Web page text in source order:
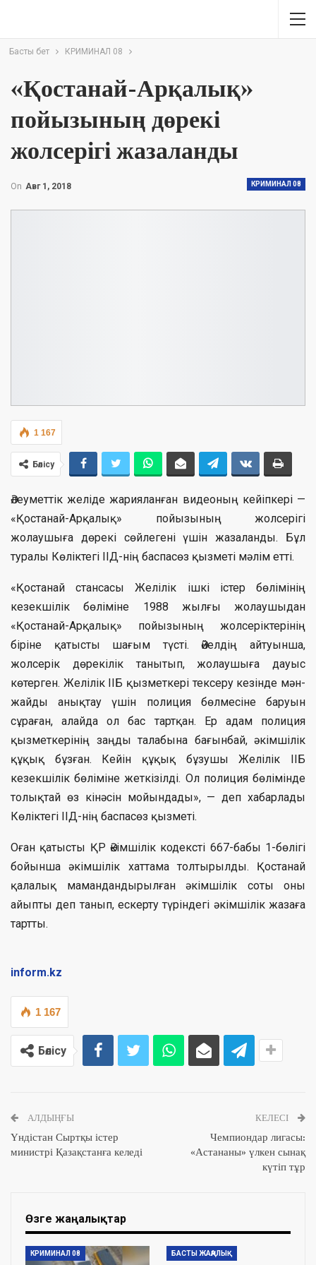
Басты бет КРИМИНАЛ 08
«Қостанай-Арқалық»
пойызының дөрекі
жолсерігі жазаланды
КРИМИНАЛ 08
On Авг 1, 2018
1 167
Бөлісу
Әлеуметтік желіде жарияланған видеоның кейіпкері —
«Қостанай-Арқалық» пойызының жолсерігі
жолаушыға дөрекі сөйлегені үшін жазаланды. Бұл
туралы Көліктегі ІІД-нің баспасөз қызметі мәлім етті.
«Қостанай стансасы Желілік ішкі істер бөлімінің
кезекшілік бөліміне 1988 жылғы жолаушыдан
«Қостанай-Арқалық» пойызының жолсеріктерінің
біріне қатысты шағым түсті. Әйелдің айтуынша,
жолсерік дөрекілік танытып, жолаушыға дауыс
көтерген. Желілік ІІБ қызметкері тексеру кезінде мән-
жайды анықтау үшін полиция бөлмесіне баруын
сұраған, алайда ол бас тартқан. Ер адам полиция
қызметкерінің заңды талабына бағынбай, әкімшілік
құқық бұзған. Кейін құқық бұзушы Желілік ІІБ
кезекшілік бөліміне жеткізілді. Ол полиция бөлімінде
толықтай өз кінәсін мойындады», — деп хабарлады
Көліктегі ІІД-нің баспасөз қызметі.
Оған қатысты ҚР Әкімшілік кодексті 667-бабы 1-бөлігі
бойынша әкімшілік хаттама толтырылды. Қостанай
қалалық мамандандырылған әкімшілік соты оны
айыпты деп танып, ескерту түріндегі әкімшілік жазаға
тартты.
inform.kz
1 167
Бөлісу
АЛДЫҢҒЫ
Үндістан Сыртқы істер
министрі Қазақстанға келеді
КЕЛЕСІ
Чемпиондар лигасы:
«Астананы» үлкен сынақ
күтіп тұр
Өзге жаңалықтар
КРИМИНАЛ 08 БАСТЫ ЖАҢАЛЫҚ